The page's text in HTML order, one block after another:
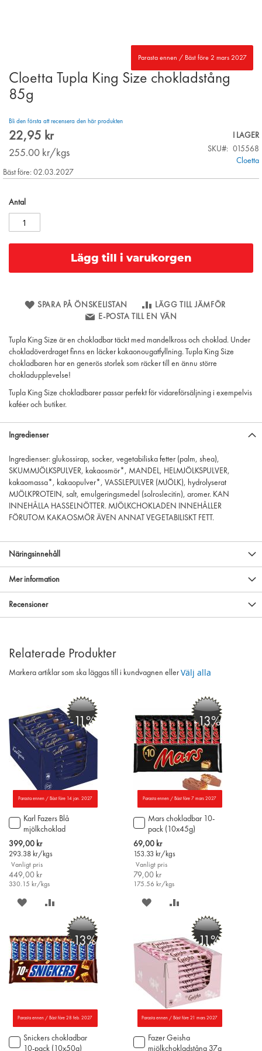
Parasta ennen / Bäst före 2 mars 2027
Skip
to
the
of
the
gallery
Cloetta Tupla King Size chokladstång
85g
Bli den första att recensera den här produkten
22,95 kr
255.00 kr/kgs
I LAGER
SKU
015568
Cloetta
Bäst före: 02.03.2027
Antal
Lägg till i varukorgen
SPARA PÅ ÖNSKELISTAN
LÄGG TILL JÄMFÖR
E-POSTA TILL EN VÄN
Tupla King Size är en chokladbar täckt med mandelkross och choklad. Under
chokladöverdraget finns en läcker kakaonougatfyllning. Tupla King Size
chokladbaren har en generös storlek som räcker till en ännu större
chokladupplevelse!
Tupla King Size chokladbarer passar perfekt för vidareförsäljning i exempelvis
kaféer och butiker.
Ingredienser
Ingredienser: glukossirap, socker, vegetabiliska fetter (palm, shea),
SKUMMJÖLKSPULVER, kakaosmör*, MANDEL, HELMJÖLKSPULVER,
kakaomassa*, kakaopulver*, VASSLEPULVER (MJÖLK), hydrolyserat
MJÖLKPROTEIN, salt, emulgeringsmedel (solroslecitin), aromer. KAN
INNEHÅLLA HASSELNÖTTER. MJÖLKCHOKLADEN INNEHÅLLER
FÖRUTOM KAKAOSMÖR ÄVEN ANNAT VEGETABILISKT FETT.
Näringsinnehåll
Mer information
Recensioner
Relaterade Produkter
Markera artiklar som ska läggas till i kundvagnen eller Välj alla
Parasta ennen / Bäst före 14 jan. 2027
-11%
Karl Fazers Blå
mjölkchoklad
chokladbar 39g x 35st
Special
Price
399,00 kr
293.38 kr/kgs
Vanligt pris
449,00 kr
330.15 kr/kgs
Lägg
till
varukorgen
SPARA
ÖNSKELISTAN
JÄMFÖR
-13%
Parasta ennen / Bäst före 7 mars 2027
Mars chokladbar 10-
pack (10x45g)
Special
Price
69,00 kr
153.33 kr/kgs
Vanligt pris
79,00 kr
175.56 kr/kgs
Lägg
till
i
varukorgen
SPARA
ÖNSKELISTAN
JÄMFÖR
-13%
Parasta ennen / Bäst före 28 feb. 2027
Snickers chokladbar
10-pack (10x50g)
Lägg
till
-11%
Parasta ennen / Bäst före 21 mars 2027
Fazer Geisha
mjölkchokladstång 37g
Lägg
till